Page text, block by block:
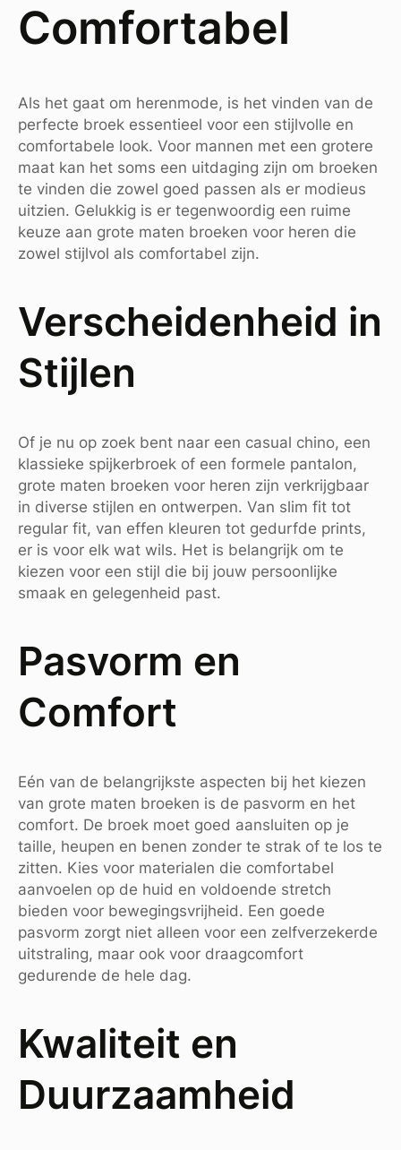
Comfortabel
Als het gaat om herenmode, is het vinden van de
perfecte broek essentieel voor een stijlvolle en
comfortabele look. Voor mannen met een grotere
maat kan het soms een uitdaging zijn om broeken
te vinden die zowel goed passen als er modieus
uitzien. Gelukkig is er tegenwoordig een ruime
keuze aan grote maten broeken voor heren die
zowel stijlvol als comfortabel zijn.
Verscheidenheid in
Stijlen
Of je nu op zoek bent naar een casual chino, een
klassieke spijkerbroek of een formele pantalon,
grote maten broeken voor heren zijn verkrijgbaar
in diverse stijlen en ontwerpen. Van slim fit tot
regular fit, van effen kleuren tot gedurfde prints,
er is voor elk wat wils. Het is belangrijk om te
kiezen voor een stijl die bij jouw persoonlijke
smaak en gelegenheid past.
Pasvorm en
Comfort
Eén van de belangrijkste aspecten bij het kiezen
van grote maten broeken is de pasvorm en het
comfort. De broek moet goed aansluiten op je
taille, heupen en benen zonder te strak of te los te
zitten. Kies voor materialen die comfortabel
aanvoelen op de huid en voldoende stretch
bieden voor bewegingsvrijheid. Een goede
pasvorm zorgt niet alleen voor een zelfverzekerde
uitstraling, maar ook voor draagcomfort
gedurende de hele dag.
Kwaliteit en
Duurzaamheid